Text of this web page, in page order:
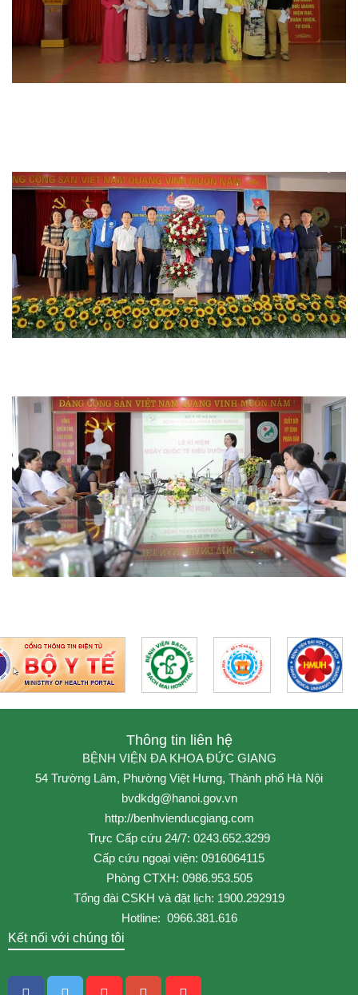
Hoạt động chuyên môn
Thông tin liên hệ
BỆNH VIỆN ĐA KHOA ĐỨC GIANG
54 Trường Lâm, Phường Việt Hưng, Thành phố Hà Nội
bvdkdg@hanoi.gov.vn
http://benhvienducgiang.com
Trực Cấp cứu 24/7: 0243.652.3299
Cấp cứu ngoại viện: 0916064115
Phòng CTXH: 0986.953.505
Tổng đài CSKH và đặt lịch: 1900.292919
Hotline: 0966.381.616
Kết nối với chúng tôi